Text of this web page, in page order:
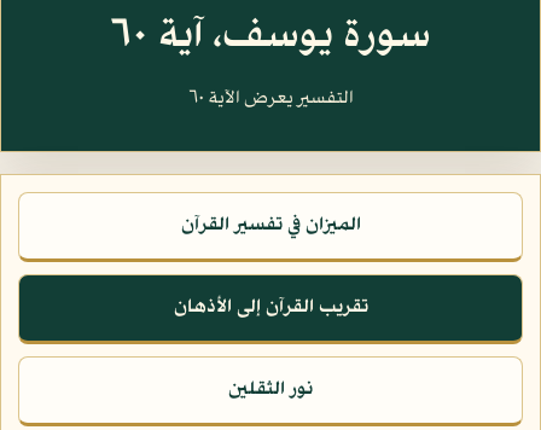
سورة يوسف، آية ٦٠
التفسير يعرض الآية ٦٠
الميزان في تفسير القرآن
تقريب القرآن إلى الأذهان
نور الثقلين